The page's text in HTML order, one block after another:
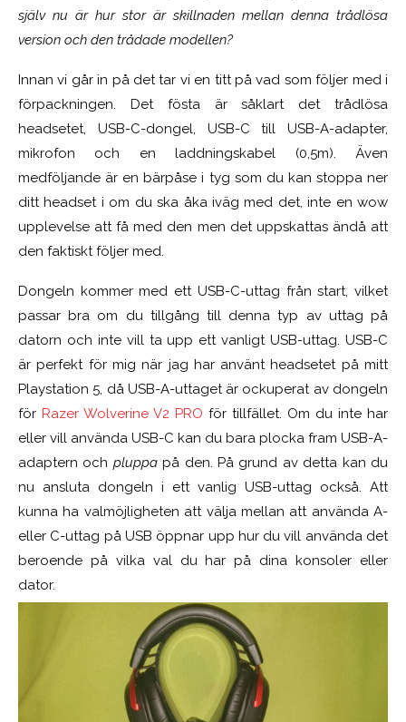
själv nu är hur stor är skillnaden mellan denna trådlösa
version och den trådade modellen?
Innan vi går in på det tar vi en titt på vad som följer med i
förpackningen. Det fösta är såklart det trådlösa
headsetet, USB-C-dongel, USB-C till USB-A-adapter,
mikrofon och en laddningskabel (0,5m). Även
medföljande är en bärpåse i tyg som du kan stoppa ner
ditt headset i om du ska åka iväg med det, inte en wow
upplevelse att få med den men det uppskattas ändå att
den faktiskt följer med.
Dongeln kommer med ett USB-C-uttag från start, vilket
passar bra om du tillgång till denna typ av uttag på
datorn och inte vill ta upp ett vanligt USB-uttag. USB-C
är perfekt för mig när jag har använt headsetet på mitt
Playstation 5, då USB-A-uttaget är ockuperat av dongeln
för Razer Wolverine V2 PRO för tillfället. Om du inte har
eller vill använda USB-C kan du bara plocka fram USB-A-
adaptern och pluppapå den. På grund av detta kan du
nu ansluta dongeln i ett vanlig USB-uttag också. Att
kunna ha valmöjligheten att välja mellan att använda A-
eller C-uttag på USB öppnar upp hur du vill använda det
beroende på vilka val du har på dina konsoler eller
dator.